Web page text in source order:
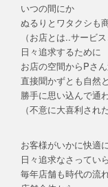
いつの間にか
ぬるりとワタクシも
（お店とは..サービス
日々追求するために
お店の空間からPさ
直接聞かずとも自然
勝手に思い込んで通
（不意に大喜利され
お客様がいかに快適
日々追求なさってい
毎年店舗も時代の流